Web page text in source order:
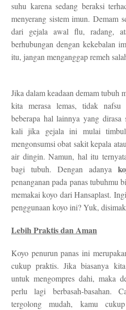
suhu karena sedang beraksi
menyerang sistem imun. Demam
dari gejala awal flu, radang,
berhubungan dengan kekebalan
itu, jangan menganggap remeh
Jika dalam keadaan demam tubuh
kita merasa lemas, tidak
beberapa hal lainnya yang dirasa
kali jika gejala ini mulai
mengonsumsi obat sakit kepala
air dingin. Namun, hal itu
bagi tubuh. Dengan adanya
penanganan pada panas tubuhmu
memakai koyo dari Hansaplast.
penggunaan koyo ini? Yuk,
Lebih Praktis dan Aman
Koyo penurun panas ini
cukup praktis. Jika biasanya
untuk mengompres dahi, maka
perlu lagi berbasah-basahan.
tergolong mudah, kamu